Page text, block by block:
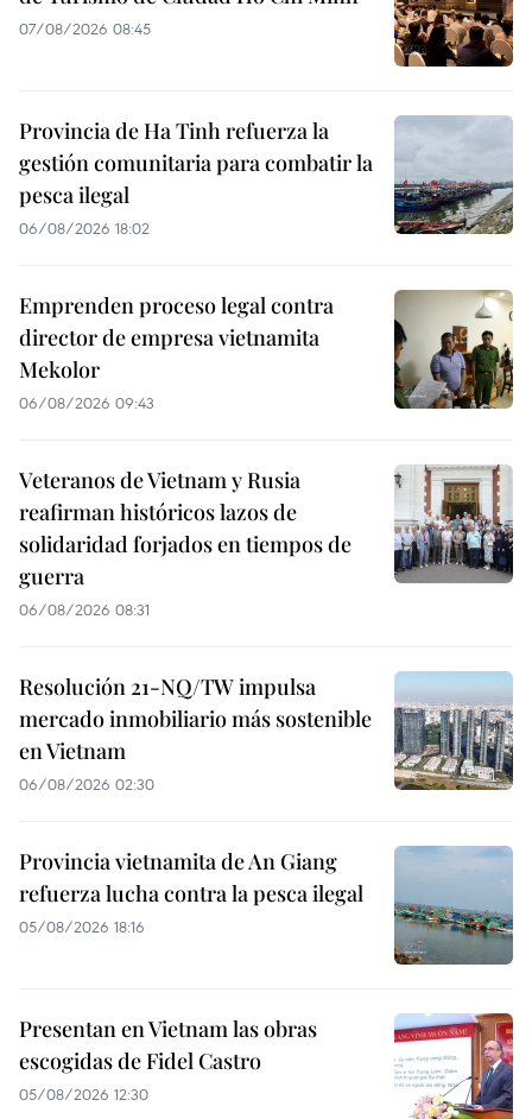
07/08/2026 08:45
Provincia de Ha Tinh refuerza la
gestión comunitaria para combatir la
pesca ilegal
06/08/2026 18:02
Emprenden proceso legal contra
director de empresa vietnamita
Mekolor
06/08/2026 09:43
Veteranos de Vietnam y Rusia
reafirman históricos lazos de
solidaridad forjados en tiempos de
guerra
06/08/2026 08:31
Resolución 21-NQ/TW impulsa
mercado inmobiliario más sostenible
en Vietnam
06/08/2026 02:30
Provincia vietnamita de An Giang
refuerza lucha contra la pesca ilegal
05/08/2026 18:16
Presentan en Vietnam las obras
escogidas de Fidel Castro
05/08/2026 12:30